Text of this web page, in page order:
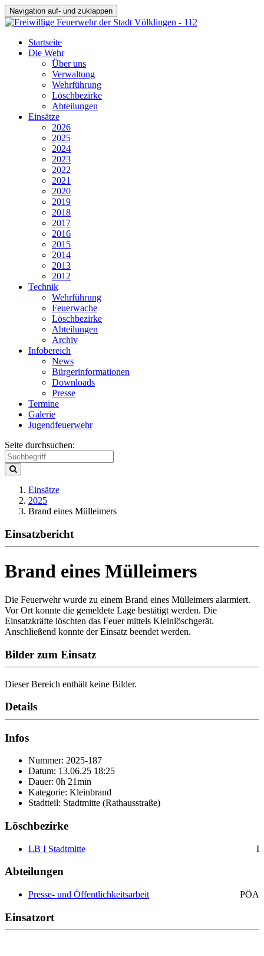
Navigation auf- und zuklappen
Startseite
Die Wehr
Über uns
Verwaltung
Wehrführung
Löschbezirke
Abteilungen
Einsätze
2026
2025
2024
2023
2022
2021
2020
2019
2018
2017
2016
2015
2014
2013
2012
Technik
Wehrführung
Feuerwache
Löschbezirke
Abteilungen
Archiv
Infobereich
News
Bürgerinformationen
Downloads
Presse
Termine
Galerie
Jugendfeuerwehr
Seite durchsuchen:
Einsätze
2025
Brand eines Mülleimers
Einsatzbericht
Brand eines Mülleimers
Die Feuerwehr wurde zu einem Brand eines Mülleimers alarmiert.
Vor Ort konnte die gemeldete Lage bestätigt werden. Die
Einsatzkräfte löschten das Feuer mittels Kleinlöschgerät.
Anschließend konnte der Einsatz beendet werden.
Bilder zum Einsatz
Dieser Bereich enthält keine Bilder.
Details
Infos
Nummer: 2025-187
Datum: 13.06.25 18:25
Dauer: 0h 21min
Kategorie: Kleinbrand
Stadtteil: Stadtmitte (Rathausstraße)
Löschbezirke
LB I Stadtmitte I
Abteilungen
Presse- und Öffentlichkeitsarbeit PÖA
Einsatzort